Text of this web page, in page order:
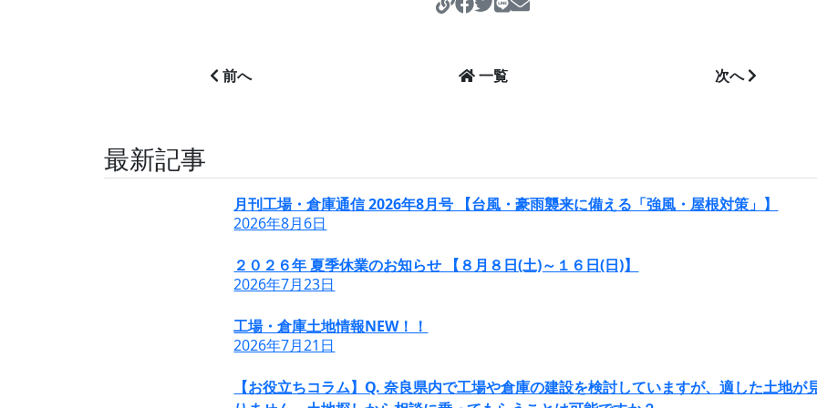
https://koujo-soukohonpo.com/
前へ 一覧 次へ
最新記事
月刊工場・倉庫通信 2026年8月号 【台風・豪雨襲来に備える「強風・屋根対策」】
2026年8月6日
２０２６年 夏季休業のお知らせ 【８月８日(土)～１６日(日)】
2026年7月23日
工場・倉庫土地情報NEW！！
2026年7月21日
【お役立ちコラム】Q. 奈良県内で工場や倉庫の建設を検討していますが、適した土地が